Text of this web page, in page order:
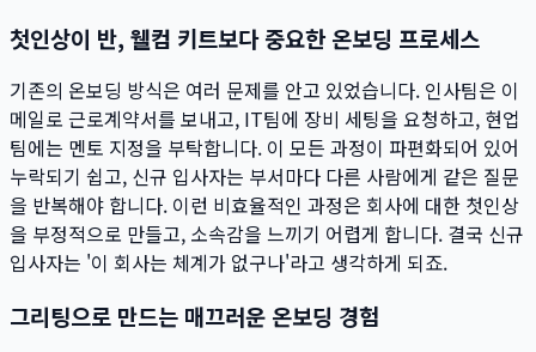
첫인상이 반, 웰컴 키트보다 중요한 온보딩 프로세스
기존의 온보딩 방식은 여러 문제를 안고 있었습니다. 인사팀은 이
메일로 근로계약서를 보내고, IT팀에 장비 세팅을 요청하고, 현업
팀에는 멘토 지정을 부탁합니다. 이 모든 과정이 파편화되어 있어
누락되기 쉽고, 신규 입사자는 부서마다 다른 사람에게 같은 질문
을 반복해야 합니다. 이런 비효율적인 과정은 회사에 대한 첫인상
을 부정적으로 만들고, 소속감을 느끼기 어렵게 합니다. 결국 신규
입사자는 '이 회사는 체계가 없구나'라고 생각하게 되죠.
그리팅으로 만드는 매끄러운 온보딩 경험